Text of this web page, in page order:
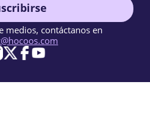
medios, contáctanos en